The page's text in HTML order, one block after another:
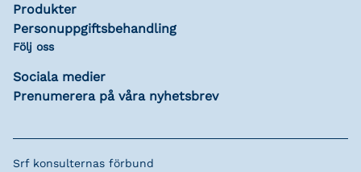
Produkter
Personuppgiftsbehandling
Följ oss
Sociala medier
Prenumerera på våra nyhetsbrev
Srf konsulternas förbund